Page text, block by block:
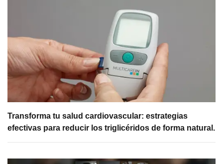
Transforma tu salud cardiovascular: estrategias
efectivas para reducir los triglicéridos de forma natural.